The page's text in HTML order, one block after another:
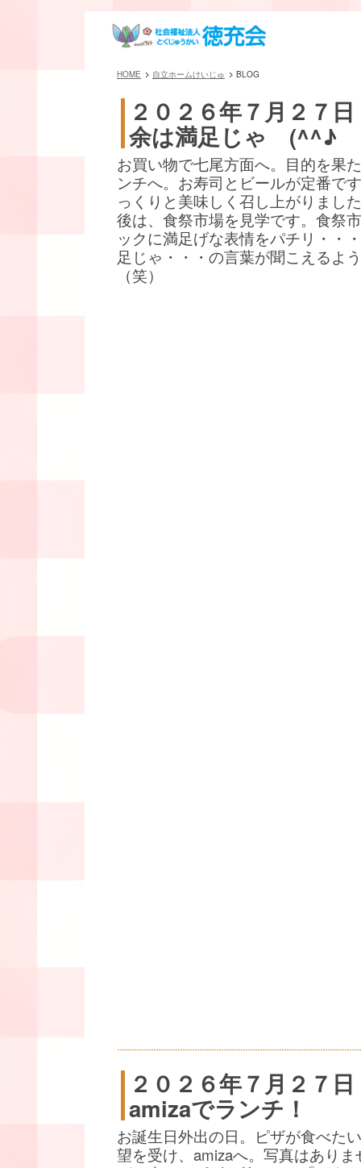
HOME 自立ホームけいじゅ BLOG
２０２６年７月２７日
余は満足じゃ (^^♪
お買い物で七尾方面へ。目的を果
ンチへ。お寿司とビールが定番で
っくりと美味しく召し上がりまし
後は、食祭市場を見学です。食祭
ックに満足げな表情をパチリ・・
足じゃ・・・の言葉が聞こえる
（笑）
２０２６年７月２７日
amizaでランチ！
お誕生日外出の日。ピザが食べた
望を受け、amizaへ。写真はありま